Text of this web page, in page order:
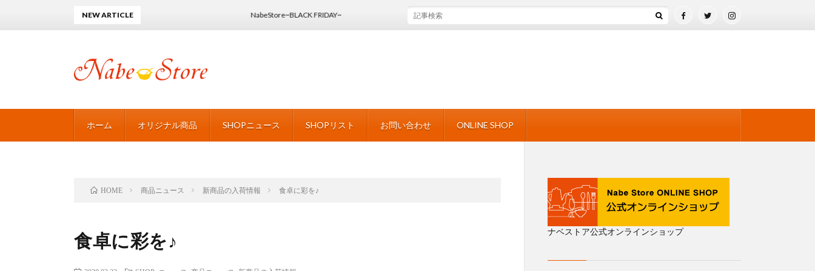
ホーム オリジナル商品 SHOPニュース SHOPリスト お問い合わせ ONLINE SHOP
NEW ARTICLE NabeStore~BLACK FRIDAY~
HOME 商品ニュース 新商品の入荷情報 食卓に彩を♪
食卓に彩を♪ ナベストア公式オンラインショップ